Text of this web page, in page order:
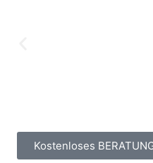
Kostenloses